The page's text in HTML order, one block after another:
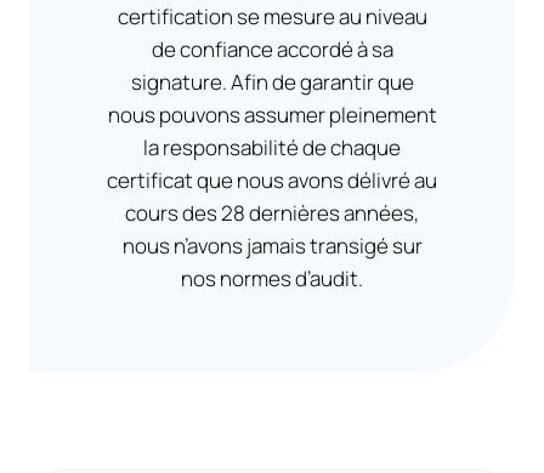
certification se mesure au niveau
de confiance accordé à sa
signature. Afin de garantir que
nous pouvons assumer pleinement
la responsabilité de chaque
certificat que nous avons délivré au
cours des 28 dernières années,
nous n’avons jamais transigé sur
nos normes d’audit.